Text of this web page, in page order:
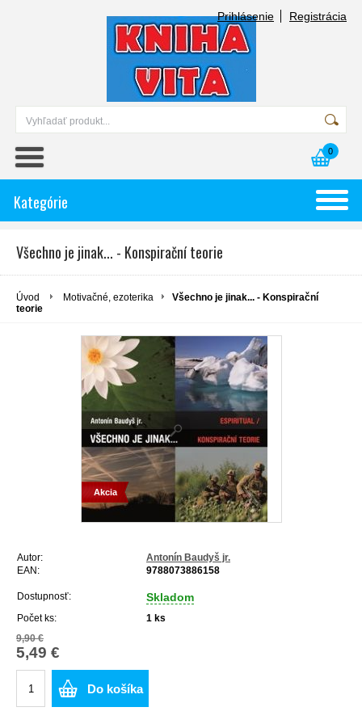
Prihlásenie Registrácia
0
Kategórie
Všechno je jinak... - Konspirační teorie
Úvod Motivačné, ezoterika
Všechno je jinak... - Konspirační
teorie
Akcia
Autor:
Antonín Baudyš jr.
EAN:
9788073886158
Dostupnosť: Skladom
Počet ks: 1 ks
9,90 €
5,49 €
Do košíka